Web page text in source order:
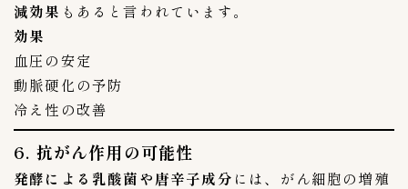
ネット通販
Amazonアマゾン
RAKUTEN楽天市場
上野キムチ-まるきん
豊田商店 1
赤坂食べ門 2
減効果 もあると言われています。
効果
血圧の安定
動脈硬化の予防
冷え性の改善
6. 抗がん作用の可能性
発酵による乳酸菌や唐辛子成分 には、がん細胞の増殖